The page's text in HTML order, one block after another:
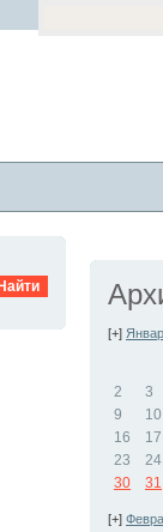
[+]
2
3
9
10
16
17
23
24
30
31
[+]